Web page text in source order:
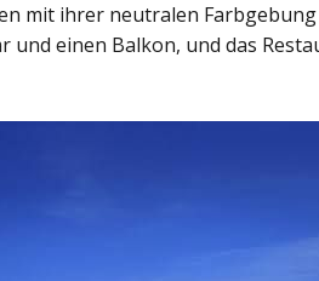
mit ihrer neutralen
und einen Balkon, und das